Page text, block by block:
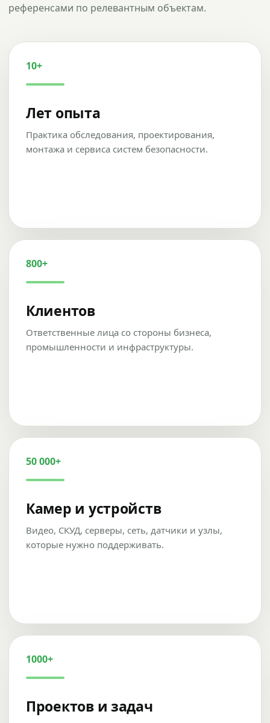
референсами по релевантным объектам.
10+
Лет опыта
Практика обследования, проектирования,
монтажа и сервиса систем безопасности.
800+
Клиентов
Ответственные лица со стороны бизнеса,
промышленности и инфраструктуры.
50 000+
Камер и устройств
Видео, СКУД, серверы, сеть, датчики и узлы,
которые нужно поддерживать.
1000+
Проектов и задач